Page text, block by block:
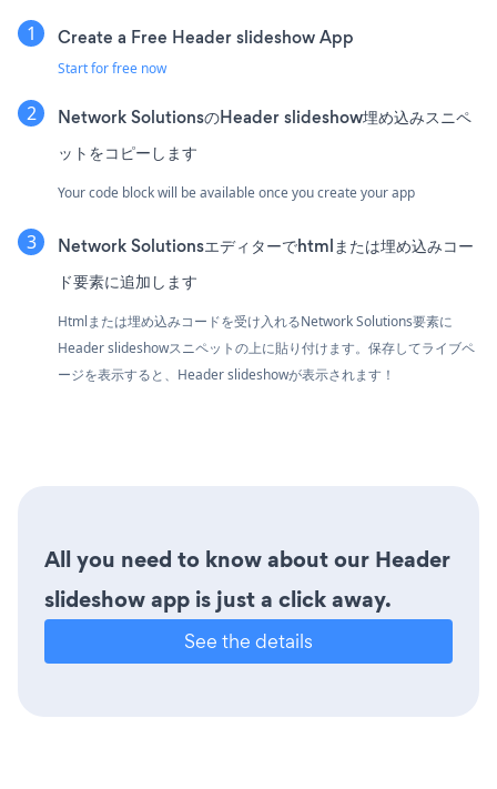
Create a Free Header slideshow App
Start for free now
Network SolutionsのHeader slideshow埋め込みスニペ
ットをコピーします
Your code block will be available once you create your app
Network Solutionsエディターでhtmlまたは埋め込みコー
ド要素に追加します
Htmlまたは埋め込みコードを受け入れるNetwork Solutions要素に
Header slideshowスニペットの上に貼り付けます。保存してライブペ
ージを表示すると、Header slideshowが表示されます！
All you need to know about our Header
slideshow app is just a click away.
See the details